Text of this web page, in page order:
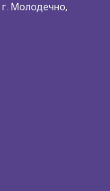
г. Молодечно,